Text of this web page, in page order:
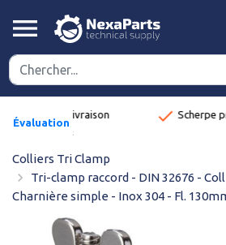
menu
Évaluation
8,9/10
prijzen done
Vous commandez
Colliers Tri Clamp
navigate_next
Tri-clamp raccord - DIN 32676 -
Charnière simple - Inox 304 - Fl.